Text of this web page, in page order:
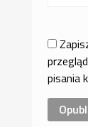
pisania